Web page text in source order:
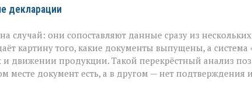
декларации
случай: они сопоставляют данные сразу из
картину того, какие документы выпущены, а система
движении продукции. Такой перекрёстный анализ
месте документ есть, а в другом — нет